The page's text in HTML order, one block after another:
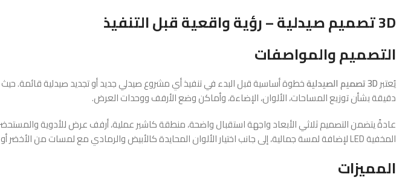
3D تصميم صيدلية – رؤية واقعية قبل التنفيذ
التصميم والمواصفات
يُعتبر3D تصميم الصيدلية
خطوة أساسية قبل البدء في تنفيذ أي مشروع صيدلي جديد أو تجديد صيدلية قائمة. حيث
دقيقة بشأن توزيع المساحات، الألوان، الإضاءة، وأماكن وضع الأرفف ووحدات العرض.
عادةً يتضمن التصميم ثلاثي الأبعاد واجهة استقبال واضحة، منطقة كاشير عملية، أرفف عرض للأدوية
المخفية LED لإضافة لمسة جمالية، إلى جانب اختيار الألوان المحايدة كالأبيض والرمادي مع لمسات من الأخضر أو الأزرق لربط التصميم بالطابع الطبي.
المميزات